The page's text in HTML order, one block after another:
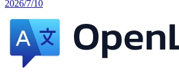
2026/7/10